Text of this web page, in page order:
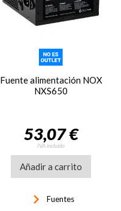
Fuente alimentación NOX
NXS650
53,07 €
IVA incluido
Añadir a carrito
keyboard_arrow_right Fuentes